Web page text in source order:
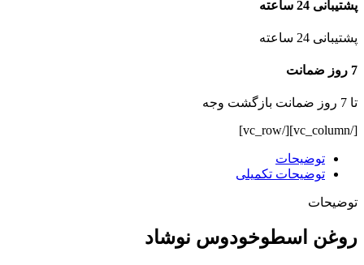
پشتیبانی 24 ساعته
پشتیبانی 24 ساعته
7 روز ضمانت
تا 7 روز ضمانت بازگشت وجه
[/vc_column][/vc_row]
توضیحات
توضیحات تکمیلی
توضیحات
روغن اسطوخودوس نوشاد